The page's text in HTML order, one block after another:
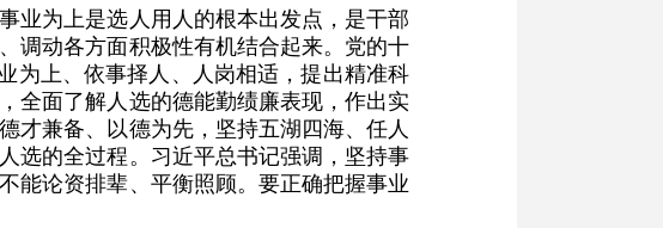
业为上是选人用人的根本出发点，是干部
调动各方面积极性有机结合起来。党的十
为上、依事择人、人岗相适，提出精准科
全面了解人选的德能勤绩廉表现，作出实
才兼备、以德为先，坚持五湖四海、任人
选的全过程。习近平总书记强调，坚持事
能论资排辈、平衡照顾。要正确把握事业